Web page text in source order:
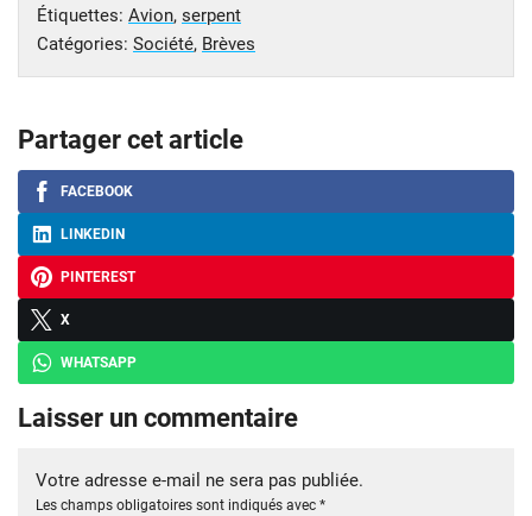
Étiquettes: Avion, serpent
Catégories: Société, Brèves
Partager cet article
FACEBOOK
LINKEDIN
PINTEREST
X
WHATSAPP
Laisser un commentaire
Votre adresse e-mail ne sera pas publiée.
Les champs obligatoires sont indiqués avec *